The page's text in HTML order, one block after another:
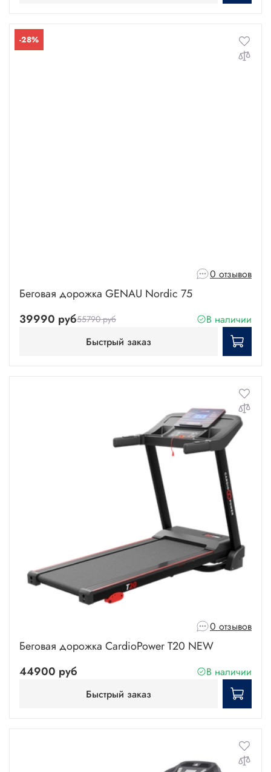
-28%
0 отзывов
Беговая дорожка GENAU Nordic 75
39990 руб55790 руб
В наличии
Быстрый заказ
0 отзывов
Беговая дорожка CardioPower T20 NEW
44900 руб
В наличии
Быстрый заказ